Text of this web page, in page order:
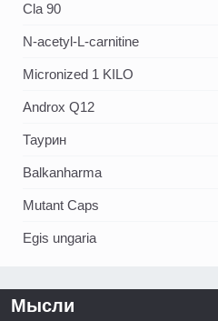
Cla 90
N-acetyl-L-carnitine
Micronized 1 KILO
Androx Q12
Таурин
Balkanharma
Mutant Caps
Egis ungaria
Мысли